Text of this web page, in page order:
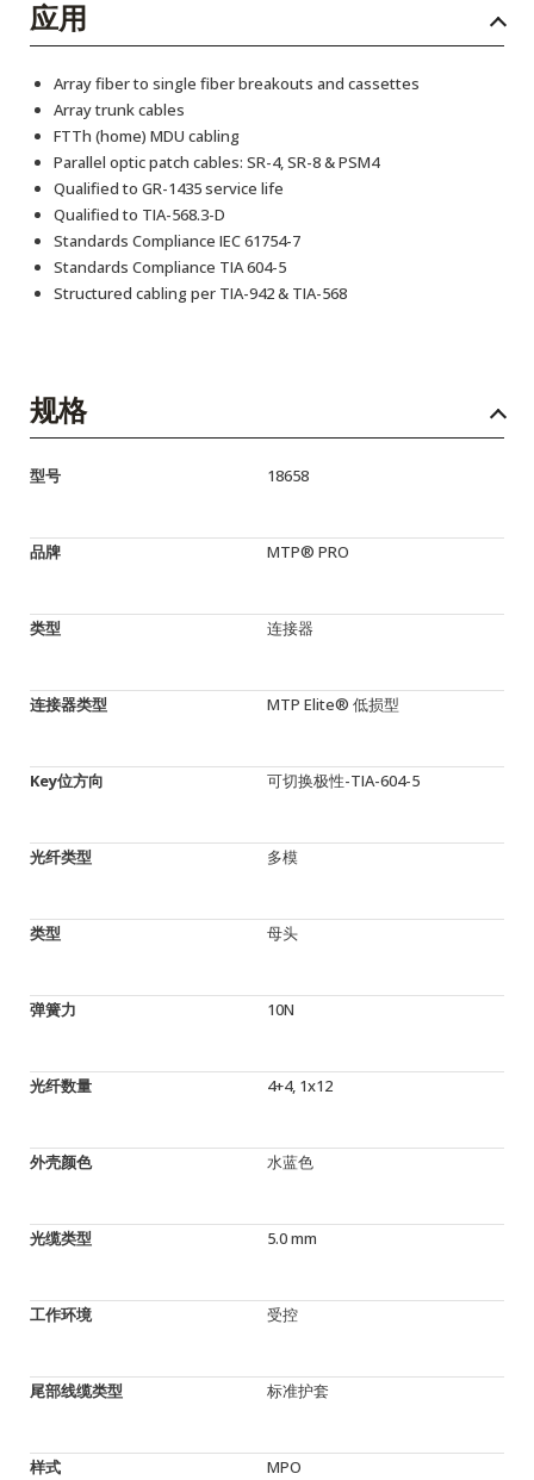
应用
Array fiber to single fiber breakouts and cassettes
Array trunk cables
FTTh (home) MDU cabling
Parallel optic patch cables: SR-4, SR-8 & PSM4
Qualified to GR-1435 service life
Qualified to TIA-568.3-D
Standards Compliance IEC 61754-7
Standards Compliance TIA 604-5
Structured cabling per TIA-942 & TIA-568
规格
型号 18658
品牌 MTP® PRO
类型 连接器
连接器类型 MTP Elite® 低损型
Key位方向 可切换极性-TIA-604-5
光纤类型 多模
类型 母头
弹簧力 10N
光纤数量 4+4, 1x12
外壳颜色 水蓝色
光缆类型 5.0 mm
工作环境 受控
尾部线缆类型 标准护套
样式 MPO